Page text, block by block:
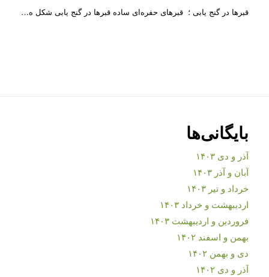
قبرها در گنج یابی ؛ قبرهای حفره‌ای ساده قبرها در گنج یابی شکل ه…
بایگانی‌ها
آذر و دی ۱۴۰۳
آبان و آذر ۱۴۰۳
خرداد و تیر ۱۴۰۳
اردیبهشت و خرداد ۱۴۰۳
فروردین و اردیبهشت ۱۴۰۳
بهمن و اسفند ۱۴۰۲
دی و بهمن ۱۴۰۲
آذر و دی ۱۴۰۲